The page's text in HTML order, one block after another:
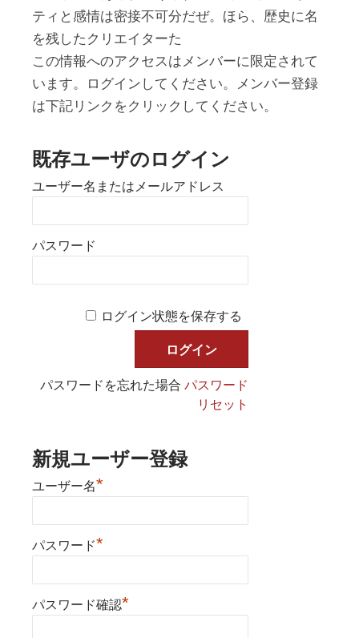
ティと感情は密接不可分だぜ。ほら、歴史に名
を残したクリエイターた
この情報へのアクセスはメンバーに限定されて
います。ログインしてください。メンバー登録
は下記リンクをクリックしてください。
既存ユーザのログイン
ユーザー名またはメールアドレス
パスワード
ログイン状態を保存する
パスワードを忘れた場合パスワード
リセット
新規ユーザー登録
ユーザー名*
パスワード*
パスワード確認*